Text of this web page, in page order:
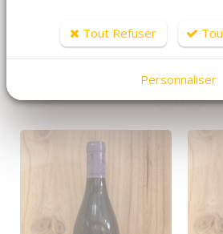
Dans la même famille de
également ces produits
Tout Refuser
Personnaliser